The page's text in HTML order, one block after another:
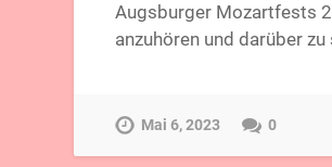
Augsburger Mozartfests
anzuhören und darüber zu
Mai 6, 2023 0